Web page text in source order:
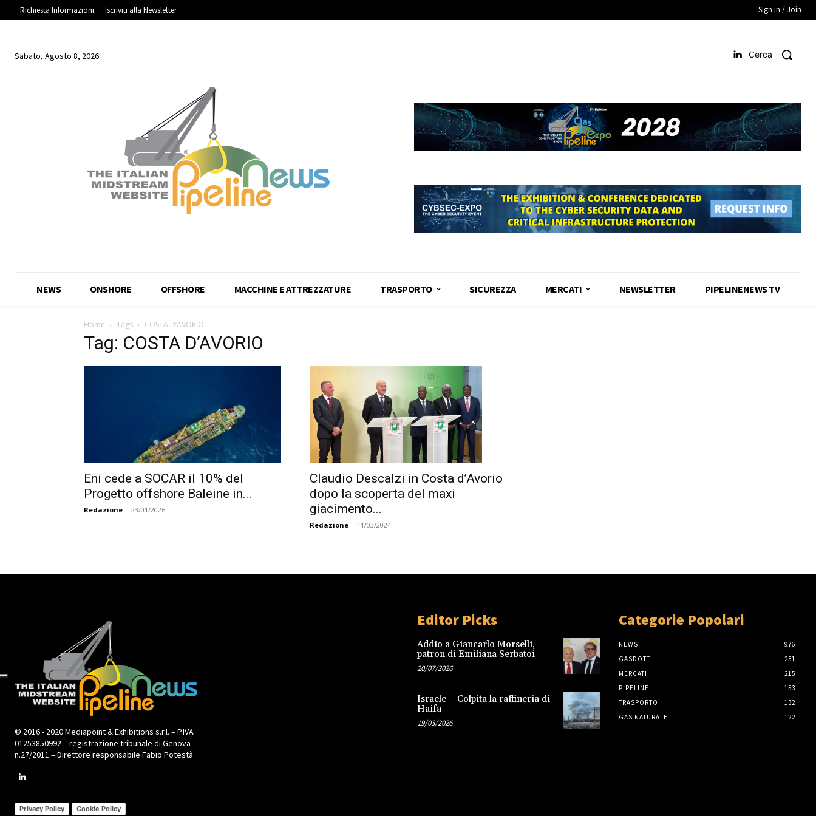
Richiesta Informazioni Iscriviti alla Newsletter Sign in / Join
Sabato, Agosto 8, 2026 Cerca
NEWS ONSHORE OFFSHORE MACCHINE E ATTREZZATURE TRASPORTO SICUREZZA MERCATI NEWSLETTER PIPELINENEWS TV
Home Tags COSTA D’AVORIO
Tag: COSTA D’AVORIO
Eni cede a SOCAR il 10% del
Progetto offshore Baleine in...
Redazione - 23/01/2026
Claudio Descalzi in Costa d’Avorio
dopo la scoperta del maxi
giacimento...
Redazione - 11/03/2024
© 2016 - 2020 Mediapoint & Exhibitions s.r.l. – P.IVA
01253850992 – registrazione tribunale di Genova
n.27/2011 – Direttore responsabile Fabio Potestà
Privacy Policy Cookie Policy
Editor Picks
Addio a Giancarlo Morselli,
patron di Emiliana Serbatoi
20/07/2026
Israele – Colpita la raffineria di
Haifa
19/03/2026
Categorie Popolari
NEWS
976
GASDOTTI
251
MERCATI
215
PIPELINE
153
TRASPORTO
132
GAS NATURALE
122